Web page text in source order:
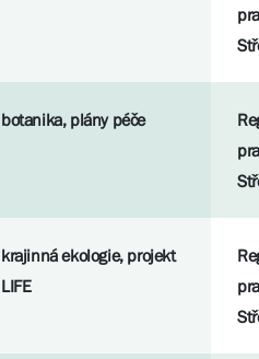
botanika, plány péče
krajinná ekologie, projekt
LIFE